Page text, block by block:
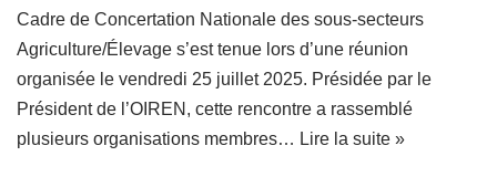
Cadre de Concertation Nationale des sous-secteurs
Agriculture/Élevage s’est tenue lors d’une réunion
organisée le vendredi 25 juillet 2025. Présidée par le
Président de l’OIREN, cette rencontre a rassemblé
plusieurs organisations membres… Lire la suite »